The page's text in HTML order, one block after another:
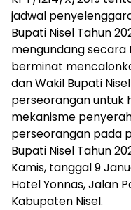
jadwal
Bupati Nisel Tahun
mengundang
berminat
dan Wakil Bupati
perseorangan untuk
mekanisme
perseorangan pada
Bupati Nisel Tahun
Kamis, tanggal 9
Hotel Yonnas, Jalan
Kabupaten Nisel.